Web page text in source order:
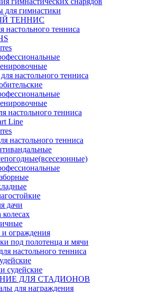
для гимнастики
ТЕННИС
настольного тенниса
настольного тенниса
настольного тенниса
Line
настольного тенниса
дачи
и ограждения
под полотенца и мячи
настольного тенниса
судейские
ДЛЯ СТАДИОНОВ
для награждения